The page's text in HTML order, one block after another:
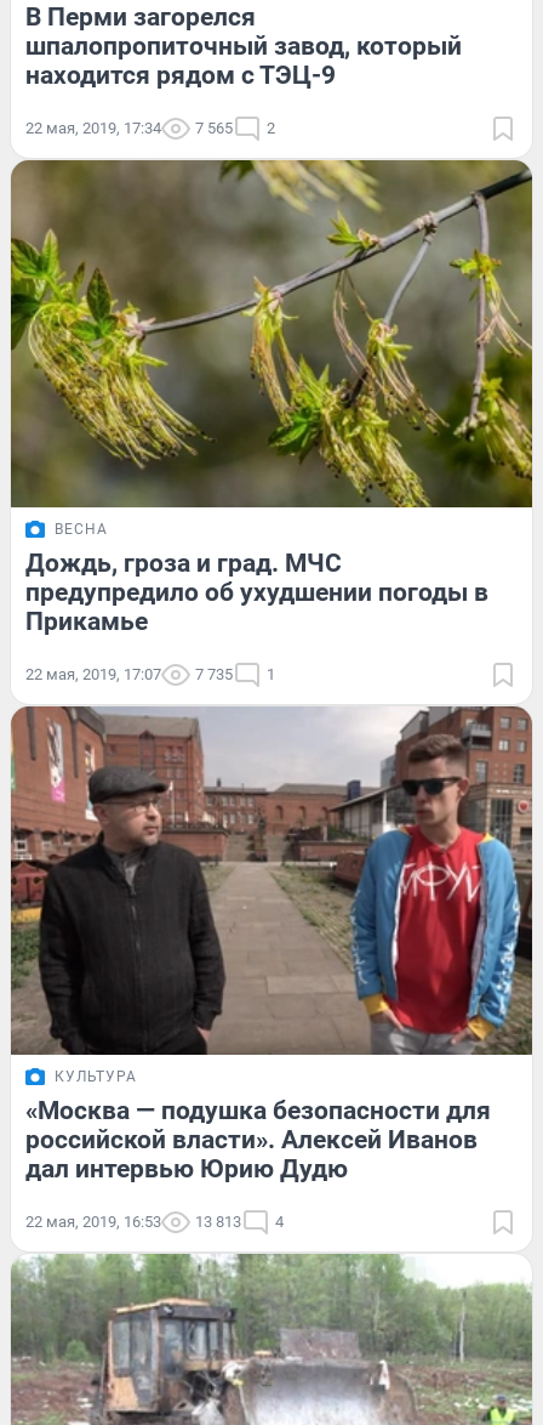
В Перми загорелся
шпалопропиточный завод, который
находится рядом с ТЭЦ-9
22 мая, 2019, 17:34 7 565 2
ВЕСНА
Дождь, гроза и град. МЧС
предупредило об ухудшении погоды в
Прикамье
22 мая, 2019, 17:07 7 735 1
КУЛЬТУРА
«Москва — подушка безопасности для
российской власти». Алексей Иванов
дал интервью Юрию Дудю
22 мая, 2019, 16:53 13 813 4